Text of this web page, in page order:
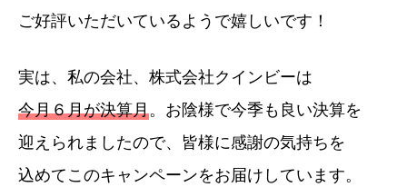
ご好評いただいているようで嬉しいです！
実は、私の会社、株式会社クインビーは
今月６月が決算月。お陰様で今季も良い決算を
迎えられましたので、皆様に感謝の気持ちを
込めてこのキャンペーンをお届けしています。